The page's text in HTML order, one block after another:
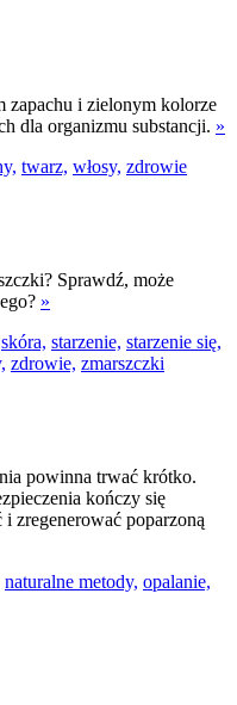
zapachu i zielonym kolorze
dla organizmu substancji. »
twarz, włosy, zdrowie
Sprawdź, może
»
skóra, starzenie, starzenie się,
zdrowie, zmarszczki
powinna trwać krótko.
kończy się
zregenerować poparzoną
naturalne metody, opalanie,